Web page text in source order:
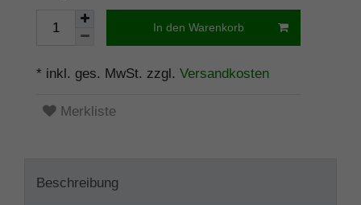
In den Warenkorb
* inkl. ges. MwSt. zzgl. Versandkosten
Merkliste
Beschreibung